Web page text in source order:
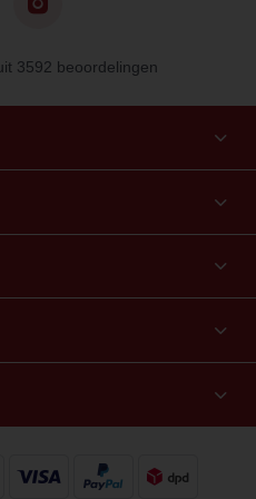
3592 beoordelingen